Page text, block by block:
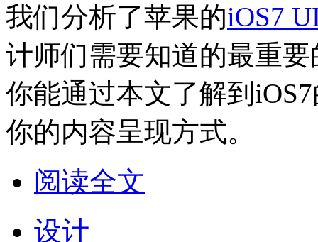
我们分析了苹果的iOS7
计师们需要知道的最重
你能通过本文了解到
你的内容呈现方式。
阅读全文
设计